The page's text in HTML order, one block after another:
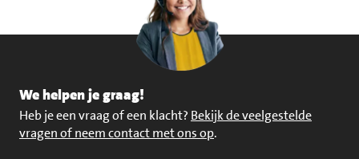
We helpen je graag!
Heb je een vraag of een klacht? Bekijk de veelgestelde
vragen of neem contact met ons op.